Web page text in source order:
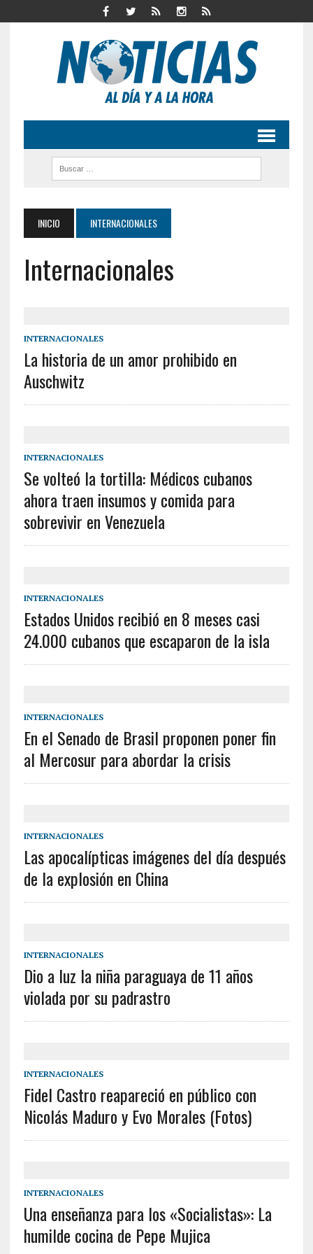
INICIO INTERNACIONALES
Internacionales
INTERNACIONALES
La historia de un amor prohibido en
Auschwitz
INTERNACIONALES
Se volteó la tortilla: Médicos cubanos
ahora traen insumos y comida para
sobrevivir en Venezuela
INTERNACIONALES
Estados Unidos recibió en 8 meses casi
24.000 cubanos que escaparon de la isla
INTERNACIONALES
En el Senado de Brasil proponen poner fin
al Mercosur para abordar la crisis
INTERNACIONALES
Las apocalípticas imágenes del día después
de la explosión en China
INTERNACIONALES
Dio a luz la niña paraguaya de 11 años
violada por su padrastro
INTERNACIONALES
Fidel Castro reapareció en público con
Nicolás Maduro y Evo Morales (Fotos)
INTERNACIONALES
Una enseñanza para los «Socialistas»: La
humilde cocina de Pepe Mujica